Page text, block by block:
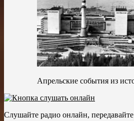
Апрельские события из
Слушайте радио онлайн,